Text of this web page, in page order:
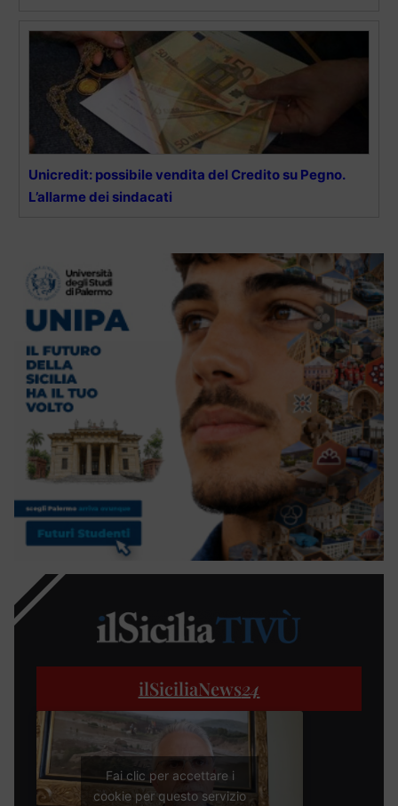
Unicredit: possibile vendita del Credito su Pegno.
L’allarme dei sindacati
ilSiciliaNews24
Fai clic per accettare i
cookie per questo servizio